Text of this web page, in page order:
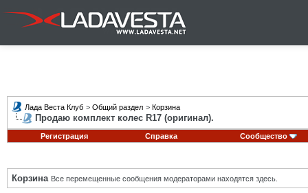
Лада Веста Клуб > Общий раздел > Корзина
Продаю комплект колес R17 (оригинал).
Регистрация Справка Сообщество
Корзина Все перемещенные сообщения модераторами находятся здесь.